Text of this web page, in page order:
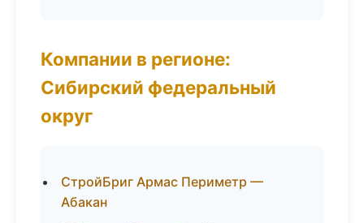
Компании в регионе:
Сибирский федеральный
округ
СтройБриг Армас Периметр —
Абакан